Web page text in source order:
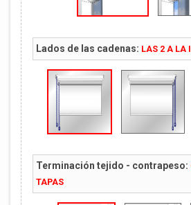
Lados de las cadenas: LAS 2 A LA
Terminación tejido - contrapeso:
TAPAS